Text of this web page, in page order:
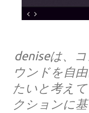
deniseは、
ウンドを自
たいと考え
クションに